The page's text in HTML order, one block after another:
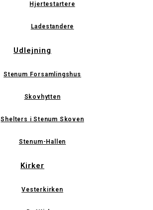
Hjertestartere
Ladestandere
Udlejning
Stenum Forsamlingshus
Skovhytten
Shelters i Stenum Skoven
Stenum-Hallen
Kirker
Vesterkirken